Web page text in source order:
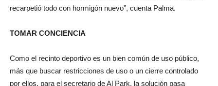
recarpetió todo con hormigón nuevo”, cuenta Palma.
TOMAR CONCIENCIA
Como el recinto deportivo es un bien común de uso público,
más que buscar restricciones de uso o un cierre controlado
por ellos, para el secretario de Al Park, la solución pasa